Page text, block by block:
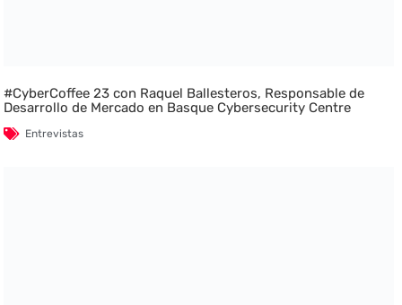
#CyberCoffee 23 con Raquel Ballesteros, Responsable de
Desarrollo de Mercado en Basque Cybersecurity Centre
Entrevistas